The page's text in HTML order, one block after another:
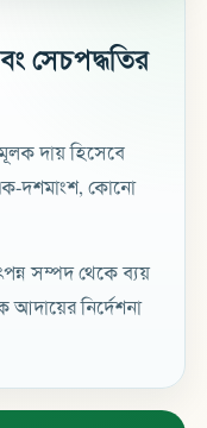
সেচপদ্ধতির
দায় হিসেবে
দশমাংশ, কোনো
সম্পদ থেকে ব্যয়
নির্দেশনা